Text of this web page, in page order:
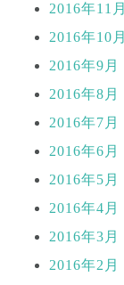
2016年11月
2016年10月
2016年9月
2016年8月
2016年7月
2016年6月
2016年5月
2016年4月
2016年3月
2016年2月